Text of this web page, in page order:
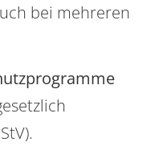
bei mehreren